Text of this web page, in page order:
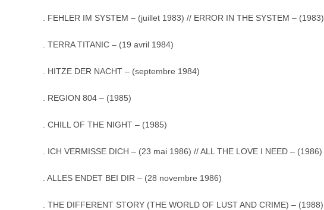
. FEHLER IM SYSTEM – (juillet 1983) // ERROR IN THE SYSTEM – (1983)
. TERRA TITANIC – (19 avril 1984)
. HITZE DER NACHT – (septembre 1984)
. REGION 804 – (1985)
. CHILL OF THE NIGHT – (1985)
. ICH VERMISSE DICH – (23 mai 1986) // ALL THE LOVE I NEED – (1986)
. ALLES ENDET BEI DIR – (28 novembre 1986)
. THE DIFFERENT STORY (THE WORLD OF LUST AND CRIME) – (1988)